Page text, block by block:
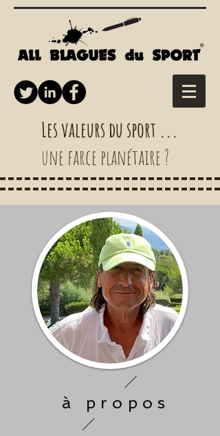
Les valeurs du sport ...
une farce planétaire ?
à propos